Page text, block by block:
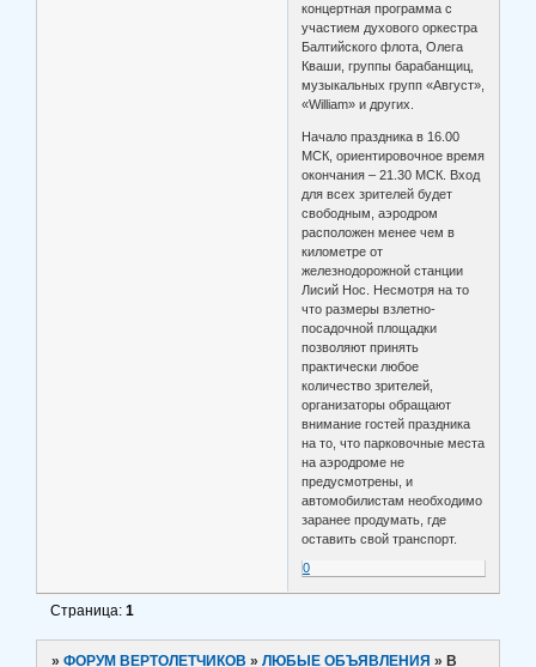
концертная программа с
участием духового оркестра
Балтийского флота, Олега
Кваши, группы барабанщиц,
музыкальных групп «Август»,
«William» и других.
Начало праздника в 16.00
МСК, ориентировочное время
окончания – 21.30 МСК. Вход
для всех зрителей будет
свободным, аэродром
расположен менее чем в
километре от
железнодорожной станции
Лисий Нос. Несмотря на то
что размеры взлетно-
посадочной площадки
позволяют принять
практически любое
количество зрителей,
организаторы обращают
внимание гостей праздника
на то, что парковочные места
на аэродроме не
предусмотрены, и
автомобилистам необходимо
заранее продумать, где
оставить свой транспорт.
0
Страница:1
»ФОРУМ ВЕРТОЛЕТЧИКОВ »ЛЮБЫЕ ОБЪЯВЛЕНИЯ »В